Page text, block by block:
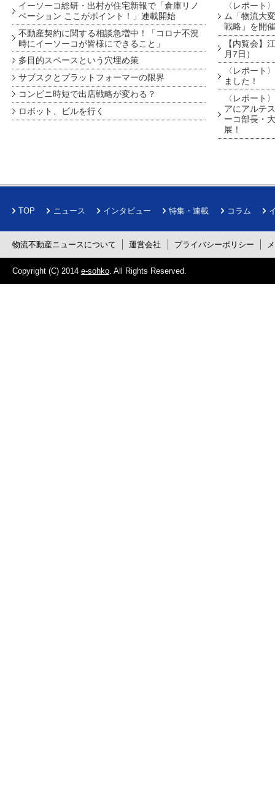
イーソーコ総研・出村が住宅新報で「倉庫リノ
ベーション ここがポイント！」連載開始
不動産契約に関する相談急増中！「コロナ不況
時にイーソーコが皆様にできること」
多目的スペースという穴埋め策
サブスクとプラットフォーマーの限界
コンビニ時短で出店戦略が変わる？
ロボット、ビルを行く
〈レポート
ム「物流大
戦略」を開
【内覧会】
月7日）
〈レポート
ました！
〈レポート
アにアルテ
ーコ部長・
展！
TOP ニュース インタビュー 特集・連載 コラム
物流不動産ニュースについて 運営会社 プライバシーポリシー
Copyright (C) 2014 e-sohko . All Rights Reserved.